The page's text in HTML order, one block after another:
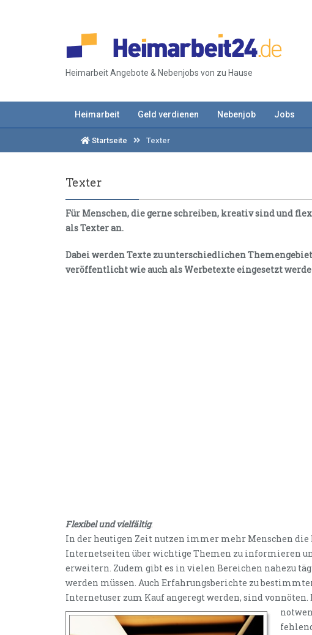
Heimarbeit Angebote & Nebenjobs von zu Hause
Heimarbeit Geld verdienen Nebenjob Jobs
Startseite Texter
Texter
Für Menschen, die gerne schreiben, kreativ sind und
als Texter an.
Dabei werden Texte zu unterschiedlichen
veröffentlicht wie auch als Werbetexte eingesetzt
Flexibel und vielfältig:
In der heutigen Zeit nutzen immer mehr Menschen
Internetseiten über wichtige Themen zu informieren
erweitern. Zudem gibt es in vielen Bereichen nahezu
werden müssen. Auch Erfahrungsberichte zu
Internetuser zum Kauf angeregt werden, sind